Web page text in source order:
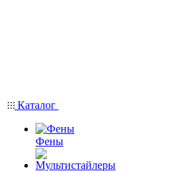
Каталог
Фены